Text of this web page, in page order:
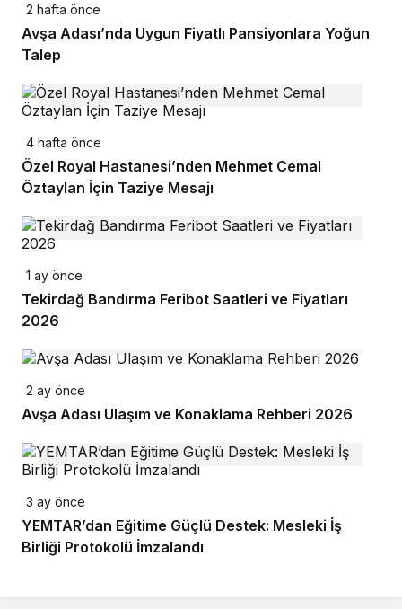
2 hafta önce
Avşa Adası’nda Uygun Fiyatlı Pansiyonlara Yoğun
Talep
4 hafta önce
Özel Royal Hastanesi’nden Mehmet Cemal
Öztaylan İçin Taziye Mesajı
1 ay önce
Tekirdağ Bandırma Feribot Saatleri ve Fiyatları
2026
2 ay önce
Avşa Adası Ulaşım ve Konaklama Rehberi 2026
3 ay önce
YEMTAR’dan Eğitime Güçlü Destek: Mesleki İş
Birliği Protokolü İmzalandı